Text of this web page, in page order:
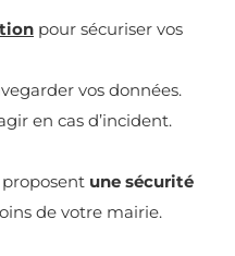
pour sécuriser vos
vos données.
en cas d’incident.
proposent une sécurité
de votre mairie.